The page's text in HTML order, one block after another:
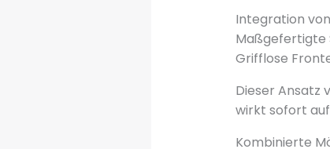
Integration
Maßgefertigte
Grifflose
Dieser Ansatz
wirkt sofort
Kombinierte